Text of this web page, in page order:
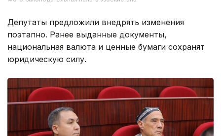
Депутаты предложили внедрять изменения
поэтапно. Ранее выданные документы,
национальная валюта и ценные бумаги сохранят
юридическую силу.